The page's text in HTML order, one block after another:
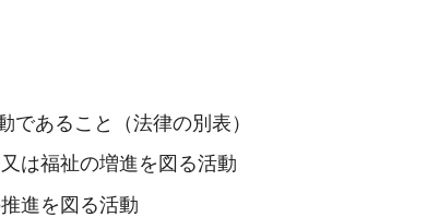
であること（法律の別表）
は福祉の増進を図る活動
進を図る活動